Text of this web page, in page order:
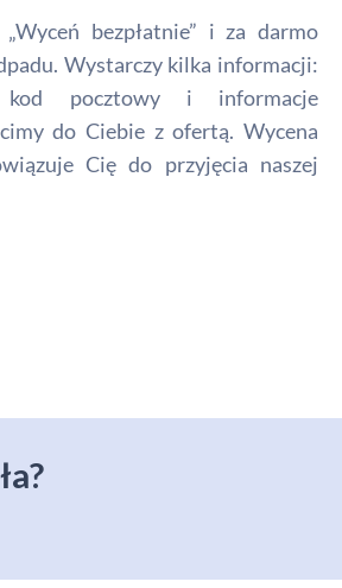
bezpłatnie” i za darmo
Wystarczy kilka informacji:
kod pocztowy i informacje
do Ciebie z ofertą. Wycena
Cię do przyjęcia naszej